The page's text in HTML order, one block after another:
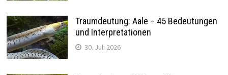
Traumdeutung: Aale – 45 Bedeutungen
und Interpretationen
30. Juli 2026